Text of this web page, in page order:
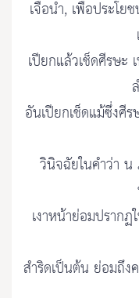
เจือน้ำ, เพื่อประโ
เปียกแล้วเช็ดศีรษะ
อันเปียกเช็ดแม้ซึ่งศี
วินิจฉัยในคำว่า น
เงาหน้าย่อมปราก
สำริดเป็นต้น ย่อมถึง